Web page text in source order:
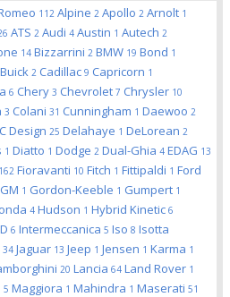
112 Alpine 2 Apollo 2 Arnolt 1
ATS 2 Audi 4 Austin 1 Autech 2
14 Bizzarrini 2 BMW 19 Bond 1
Buick 2 Cadillac 9 Capricorn 1
6 Chery 3 Chevrolet 7 Chrysler 10
3 Colani 31 Cunningham 1 Daewoo 2
Design 25 Delahaye 1 DeLorean 2
1 Diatto 1 Dodge 2 Dual-Ghia 4 EDAG 13
162 Fioravanti 10 Fitch 1 Fittipaldi 1 Ford
GM 1 Gordon-Keeble 1 Gumpert 1
4 Hudson 1 Hybrid Kinetic 6
6 Intermeccanica 5 Iso 8 Isotta
34 Jaguar 13 Jeep 1 Jensen 1 Karma 1
20 Lancia 64 Land Rover 1
5 Maggiora 1 Mahindra 1 Maserati 51